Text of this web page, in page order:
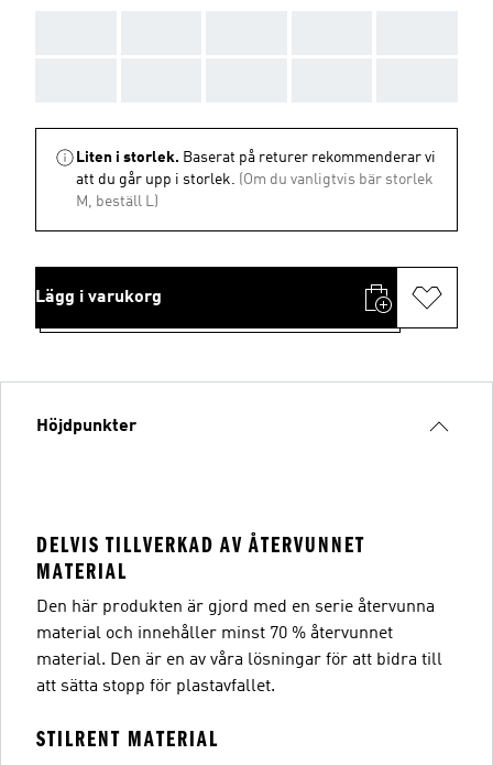
Liten i storlek. Baserat på returer rekommenderar vi
att du går upp i storlek. (Om du vanligtvis bär storlek
M, beställ L)
Lägg i varukorg
Höjdpunkter
DELVIS TILLVERKAD AV ÅTERVUNNET
MATERIAL
Den här produkten är gjord med en serie återvunna
material och innehåller minst 70 % återvunnet
material. Den är en av våra lösningar för att bidra till
att sätta stopp för plastavfallet.
STILRENT MATERIAL